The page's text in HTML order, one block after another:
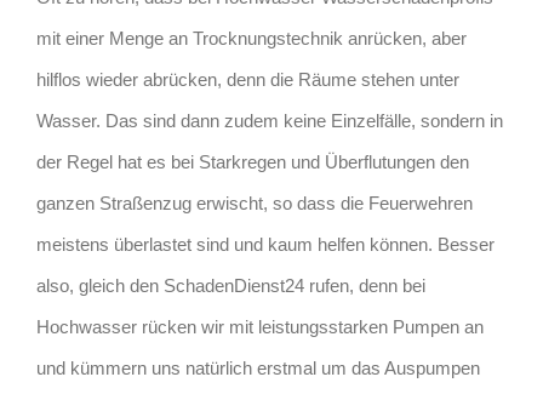
mit einer Menge an Trocknungstechnik anrücken, aber
hilflos wieder abrücken, denn die Räume stehen unter
Wasser. Das sind dann zudem keine Einzelfälle, sondern in
der Regel hat es bei Starkregen und Überflutungen den
ganzen Straßenzug erwischt, so dass die Feuerwehren
meistens überlastet sind und kaum helfen können. Besser
also, gleich den SchadenDienst24 rufen, denn bei
Hochwasser rücken wir mit leistungsstarken Pumpen an
und kümmern uns natürlich erstmal um das Auspumpen